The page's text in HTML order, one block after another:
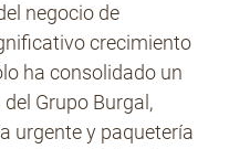
negocio de
crecimiento
ha consolidado un
Grupo Burgal,
urgente y paquetería